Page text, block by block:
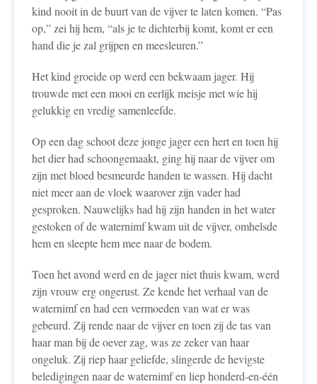
kind nooit in de buurt van de vijver te laten komen. “Pas
op,” zei hij hem, “als je te dichterbij komt, komt er een
hand die je zal grijpen en meesleuren.”
Het kind groeide op werd een bekwaam jager. Hij
trouwde met een mooi en eerlijk meisje met wie hij
gelukkig en vredig samenleefde.
Op een dag schoot deze jonge jager een hert en toen hij
het dier had schoongemaakt, ging hij naar de vijver om
zijn met bloed besmeurde handen te wassen. Hij dacht
niet meer aan de vloek waarover zijn vader had
gesproken. Nauwelijks had hij zijn handen in het water
gestoken of de waternimf kwam uit de vijver, omhelsde
hem en sleepte hem mee naar de bodem.
Toen het avond werd en de jager niet thuis kwam, werd
zijn vrouw erg ongerust. Ze kende het verhaal van de
waternimf en had een vermoeden van wat er was
gebeurd. Zij rende naar de vijver en toen zij de tas van
haar man bij de oever zag, was ze zeker van haar
ongeluk. Zij riep haar geliefde, slingerde de hevigste
beledigingen naar de waternimf en liep honderd-en-één